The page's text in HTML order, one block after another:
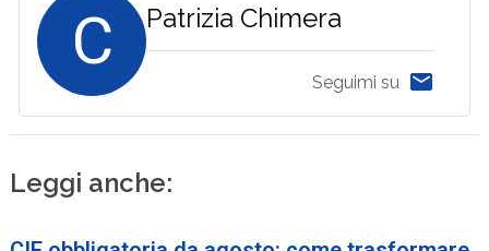
C Patrizia Chimera
Seguimi su
Leggi anche: